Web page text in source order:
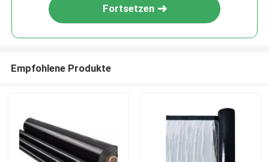
Fortsetzen
Empfohlene Produkte